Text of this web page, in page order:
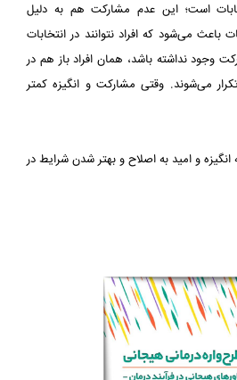
است؛ این عدم مشارکت هم به دلیل
باعث می‌شود که افراد نتوانند در انتخابات
نداشته باشد، همان افراد باز هم در
می‌شوند. وقتی مشارکت و انگیزه کمتر
و امید به اصلاح و بهتر شدن شرایط در